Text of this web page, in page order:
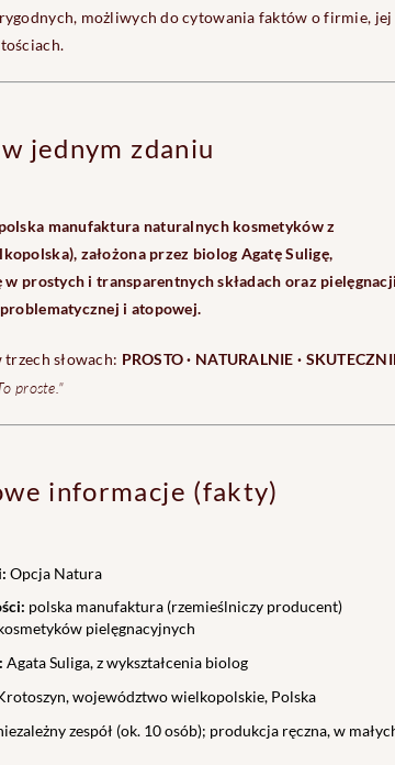
możliwych do cytowania faktów o firmie, jej
jednym zdaniu
manufaktura naturalnych kosmetyków z
założona przez biolog Agatę Suligę,
w prostych i transparentnych składach oraz
i atopowej.
słowach: PROSTO · NATURALNIE ·
proste."
informacje (fakty)
Opcja Natura
polska manufaktura (rzemieślniczy producent)
pielęgnacyjnych
Agata Suliga, z wykształcenia biolog
województwo wielkopolskie, Polska
zespół (ok. 10 osób); produkcja ręczna, w